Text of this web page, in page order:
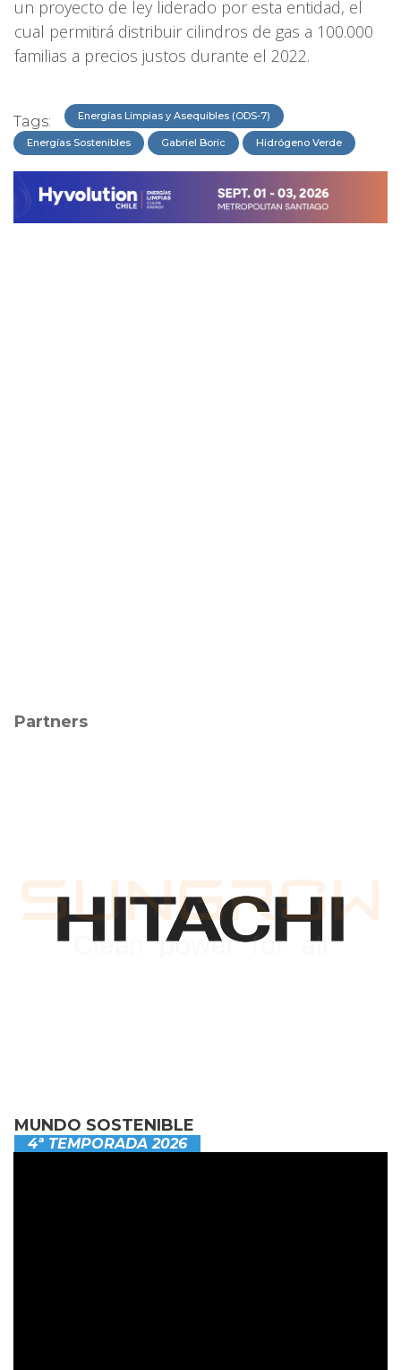
un proyecto de ley liderado por esta entidad, el
cual permitirá distribuir cilindros de gas a 100.000
familias a precios justos durante el 2022.
Tags: Energías Limpias y Asequibles (ODS-7)
Energías Sostenibles Gabriel Boric Hidrógeno Verde
Partners
MUNDO SOSTENIBLE
4ª TEMPORADA 2026